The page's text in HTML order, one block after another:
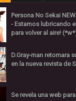
Persona No Sekai
- Estamos lubricando
para volver al aire!
D.Gray-man retomara
en la nueva revista de
Se revela una web